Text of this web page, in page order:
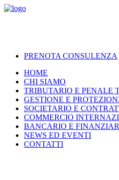
PRENOTA CONSULENZA
HOME
CHI SIAMO
TRIBUTARIO E PENALE
GESTIONE E
SOCIETARIO E
COMMERCIO
BANCARIO E
NEWS ED EVENTI
CONTATTI